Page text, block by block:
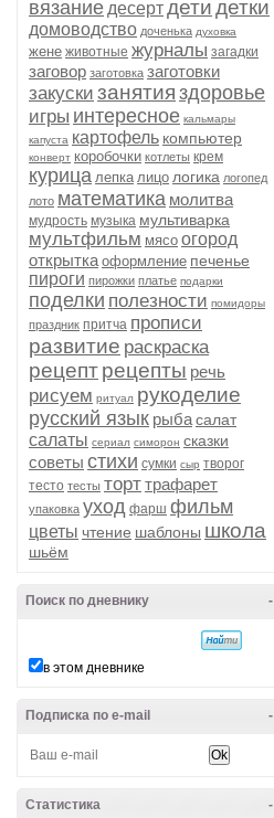
вязание десертдетидетки
домоводство доченька духовка
жене животные журналы загадки
заговор заготовка заготовки
закуски занятия здоровье
игры интересное кальмары
капуста картофель компьютер
конверт коробочки котлеты крем
курица лепка лицо логика логопед
лото математика молитва
мудрость музыка мультиварка
мультфильм мясо огород
открытка оформление печенье
пироги пирожки платье подарки
поделки полезности помидоры
праздник притча прописи
развитие раскраска
рецептрецепты речь
рисуем ритуал рукоделие
русский язык рыбасалат
салаты сериал симорон сказки
советы стихи сумки сыр творог
тесто тесты торттрафарет
упаковка уход фарш фильм
цветы чтение шаблоны школа
шьём
-
Поиск по дневнику
в этом дневнике
-
Подписка по e-mail
-
Статистика